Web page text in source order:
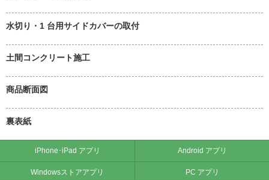
水切り・1 台用サイドカバーの取付
土間コンクリート施工
商品断面図
裏表紙
iPhone･iPad アプリ Android アプリ
Windowsストアアプリ PC アプリ